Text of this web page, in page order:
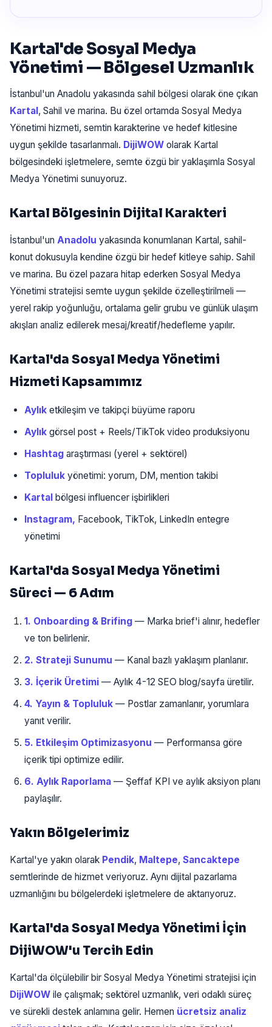
Kartal'de Sosyal Medya
Yönetimi — Bölgesel Uzmanlık
İstanbul'un Anadolu yakasında sahil bölgesi olarak öne çıkan
Kartal, Sahil ve marina. Bu özel ortamda Sosyal Medya
Yönetimi hizmeti, semtin karakterine ve hedef kitlesine
uygun şekilde tasarlanmalı. DijiWOW olarak Kartal
bölgesindeki işletmelere, semte özgü bir yaklaşımla Sosyal
Medya Yönetimi sunuyoruz.
Kartal Bölgesinin Dijital Karakteri
İstanbul'un Anadolu yakasında konumlanan Kartal, sahil-
konut dokusuyla kendine özgü bir hedef kitleye sahip. Sahil
ve marina. Bu özel pazara hitap ederken Sosyal Medya
Yönetimi stratejisi semte uygun şekilde özelleştirilmeli —
yerel rakip yoğunluğu, ortalama gelir grubu ve günlük ulaşım
akışları analiz edilerek mesaj/kreatif/hedefleme yapılır.
Kartal'da Sosyal Medya Yönetimi
Hizmeti Kapsamımız
Aylık etkileşim ve takipçi büyüme raporu
Aylık görsel post + Reels/TikTok video produksiyonu
Hashtag araştırması (yerel + sektörel)
Topluluk yönetimi: yorum, DM, mention takibi
Kartal bölgesi influencer işbirlikleri
Instagram, Facebook, TikTok, LinkedIn entegre
yönetimi
Kartal'da Sosyal Medya Yönetimi
Süreci — 6 Adım
1. Onboarding & Brifing — Marka brief'i alınır, hedefler
ve ton belirlenir.
2. Strateji Sunumu — Kanal bazlı yaklaşım planlanır.
3. İçerik Üretimi — Aylık 4-12 SEO blog/sayfa üretilir.
4. Yayın & Topluluk — Postlar zamanlanır, yorumlara
yanıt verilir.
5. Etkileşim Optimizasyonu — Performansa göre
içerik tipi optimize edilir.
6. Aylık Raporlama — Şeffaf KPI ve aylık aksiyon planı
paylaşılır.
Yakın Bölgelerimiz
Kartal'ye yakın olarak Pendik, Maltepe, Sancaktepe
semtlerinde de hizmet veriyoruz. Aynı dijital pazarlama
uzmanlığını bu bölgelerdeki işletmelere de aktarıyoruz.
Kartal'da Sosyal Medya Yönetimi İçin
DijiWOW'u Tercih Edin
Kartal'da ölçülebilir bir Sosyal Medya Yönetimi stratejisi için
DijiWOW ile çalışmak; sektörel uzmanlık, veri odaklı süreç
ve sürekli destek anlamına gelir. Hemen ücretsiz analiz